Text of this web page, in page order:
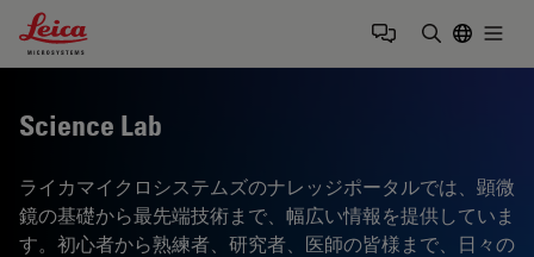
Leica Microsystems Logo
Science Lab
ライカマイクロシステムズのナレッジポータルでは、顕微
鏡の基礎から最先端技術まで、幅広い情報を提供していま
す。初心者から熟練者、研究者、医師の皆様まで、日々の